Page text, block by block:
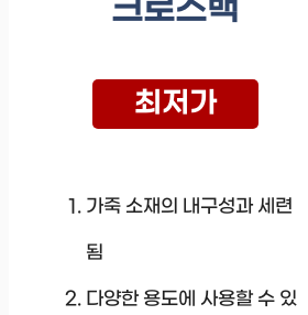
크로스백
최저가
가죽 소재의 내구성과 세련
됨
다양한 용도에 사용할 수 있